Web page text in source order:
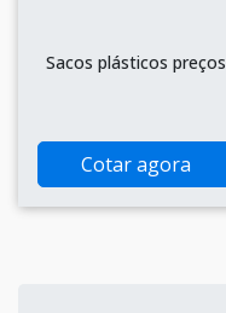
Sacos plásticos preços
Cotar agora